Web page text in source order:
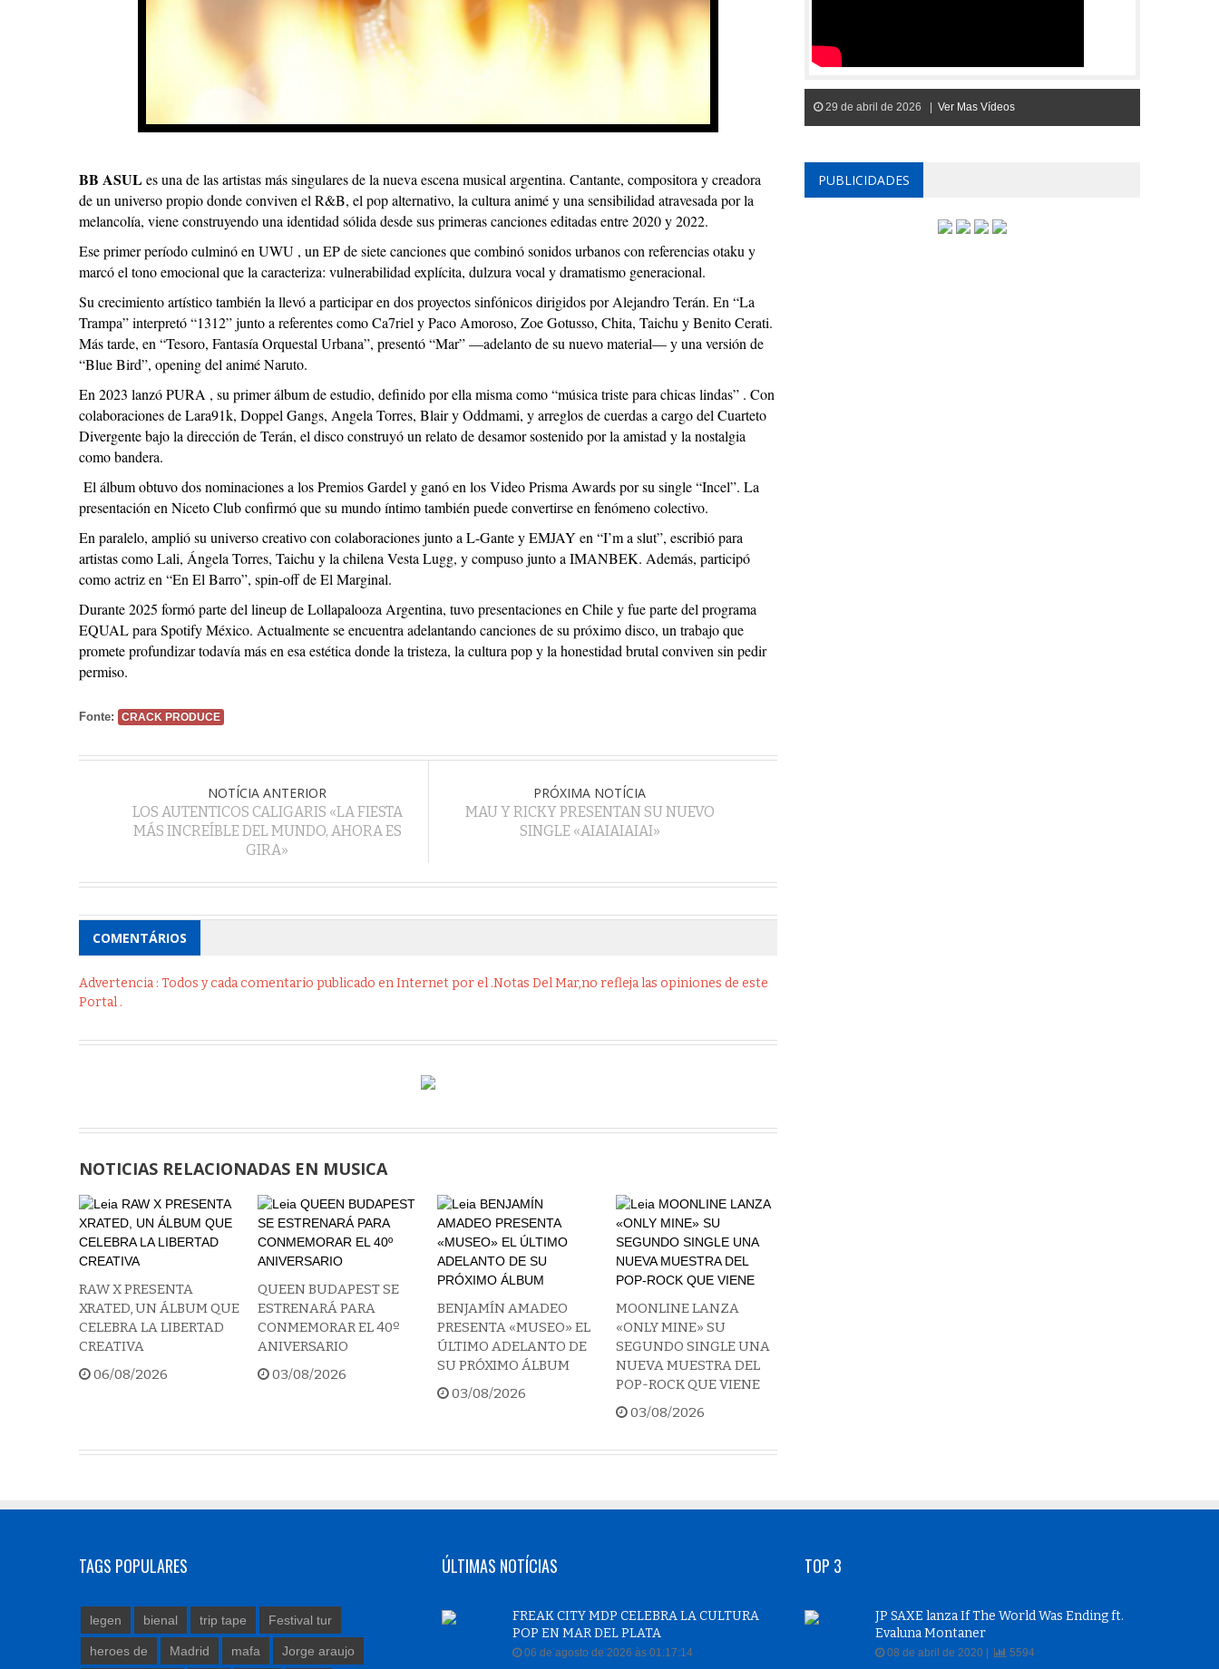
BB ASULes una de las artistas más singulares de la nueva escena musical argentina. Cantante, compositora y creadora
de un universo propio donde conviven el R&B, el pop alternativo, la cultura animé y una sensibilidad atravesada por la
melancolía, viene construyendo una identidad sólida desde sus primeras canciones editadas entre 2020 y 2022.
Ese primer período culminó en UWU , un EP de siete canciones que combinó sonidos urbanos con referencias otaku y
marcó el tono emocional que la caracteriza: vulnerabilidad explícita, dulzura vocal y dramatismo generacional.
Su crecimiento artístico también la llevó a participar en dos proyectos sinfónicos dirigidos por Alejandro Terán. En “La
Trampa” interpretó “1312” junto a referentes como Ca7riel y Paco Amoroso, Zoe Gotusso, Chita, Taichu y Benito Cerati.
Más tarde, en “Tesoro, Fantasía Orquestal Urbana”, presentó “Mar” —adelanto de su nuevo material— y una versión de
“Blue Bird”, opening del animé Naruto.
En 2023 lanzó PURA , su primer álbum de estudio, definido por ella misma como “música triste para chicas lindas” . Con
colaboraciones de Lara91k, Doppel Gangs, Angela Torres, Blair y Oddmami, y arreglos de cuerdas a cargo del Cuarteto
Divergente bajo la dirección de Terán, el disco construyó un relato de desamor sostenido por la amistad y la nostalgia
como bandera.
El álbum obtuvo dos nominaciones a los Premios Gardel y ganó en los Video Prisma Awards por su single “Incel”. La
presentación en Niceto Club confirmó que su mundo íntimo también puede convertirse en fenómeno colectivo.
En paralelo, amplió su universo creativo con colaboraciones junto a L-Gante y EMJAY en “I’m a slut”, escribió para
artistas como Lali, Ángela Torres, Taichu y la chilena Vesta Lugg, y compuso junto a IMANBEK. Además, participó
como actriz en “En El Barro”, spin-off de El Marginal.
Durante 2025 formó parte del lineup de Lollapalooza Argentina, tuvo presentaciones en Chile y fue parte del programa
EQUAL para Spotify México. Actualmente se encuentra adelantando canciones de su próximo disco, un trabajo que
promete profundizar todavía más en esa estética donde la tristeza, la cultura pop y la honestidad brutal conviven sin pedir
permiso.
Fonte: CRACK PRODUCE
NOTÍCIA ANTERIOR
LOS AUTENTICOS CALIGARIS «LA FIESTA
MÁS INCREÍBLE DEL MUNDO, AHORA ES
GIRA»
PRÓXIMA NOTÍCIA
MAU Y RICKY PRESENTAN SU NUEVO
SINGLE «AIAIAIAIAI»
COMENTÁRIOS
Advertencia : Todos y cada comentario publicado en Internet por el .Notas Del Mar,no refleja las opiniones de este
Portal .
NOTICIAS RELACIONADAS EN MUSICA
RAW X PRESENTA
XRATED, UN ÁLBUM QUE
CELEBRA LA LIBERTAD
CREATIVA
06/08/2026
QUEEN BUDAPEST SE
ESTRENARÁ PARA
CONMEMORAR EL 40º
ANIVERSARIO
03/08/2026
BENJAMÍN AMADEO
PRESENTA «MUSEO» EL
ÚLTIMO ADELANTO DE
SU PRÓXIMO ÁLBUM
03/08/2026
MOONLINE LANZA
«ONLY MINE» SU
SEGUNDO SINGLE UNA
NUEVA MUESTRA DEL
POP-ROCK QUE VIENE
03/08/2026
29 de abril de 2026 | Ver Mas Vídeos
PUBLICIDADES
TAGS POPULARES
legen bienal trip tape Festival tur
heroes de Madrid mafa Jorge araujo
ÚLTIMAS NOTÍCIAS
FREAK CITY MDP CELEBRA LA CULTURA
POP EN MAR DEL PLATA
06 de agosto de 2026 às 01:17:14
TOP 3
JP SAXE lanza If The World Was Ending ft.
Evaluna Montaner
08 de abril de 2020 | 5594